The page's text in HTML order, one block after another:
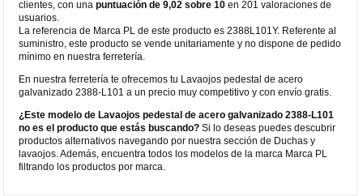
clientes, con unapuntuación de 9,02 sobre 10 en 201 valoraciones de
usuarios.
La referencia de Marca PL de este producto es 2388L101Y. Referente al
suministro, este producto se vende unitariamente y no dispone de pedido
mínimo en nuestra ferretería.
En nuestra ferretería te ofrecemos tu Lavaojos pedestal de acero
galvanizado 2388-L101 a un precio muy competitivo y con envío gratis.
¿Este modelo de Lavaojos pedestal de acero galvanizado 2388-L101
no es el producto que estás buscando? Si lo deseas puedes descubrir
productos alternativos navegando por nuestra sección de Duchas y
lavaojos. Además, encuentra todos los modelos de la marca Marca PL
filtrando los productos por marca.